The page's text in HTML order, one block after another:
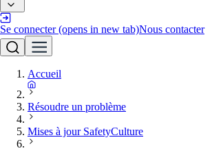
Se connecter (opens in new tab)Nous contacter
Accueil
Résoudre un problème
Mises à jour SafetyCulture